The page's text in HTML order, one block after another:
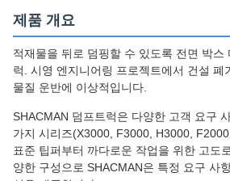
제품 개요
적재물을 뒤로 덤핑할 수 있도록 전면 박스
럭. 시영 엔지니어링 프로젝트에서 건설 폐
물질 운반에 이상적입니다.
SHACMAN 덤프트럭은 다양한 고객 요구
가지 시리즈(X3000, F3000, H3000,
표준 팁퍼부터 까다로운 작업을 위한 고도
양한 구성으로 SHACMAN은 특정 요구 사